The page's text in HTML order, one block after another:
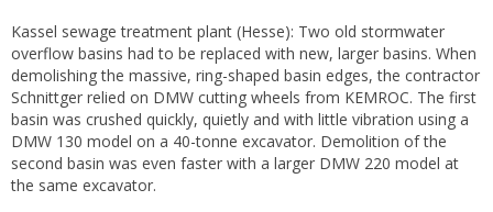
Kassel sewage treatment plant (Hesse): Two old stormwater
overflow basins had to be replaced with new, larger basins. When
demolishing the massive, ring-shaped basin edges, the contractor
Schnittger relied on DMW cutting wheels from KEMROC. The first
basin was crushed quickly, quietly and with little vibration using a
DMW 130 model on a 40-tonne excavator. Demolition of the
second basin was even faster with a larger DMW 220 model at
the same excavator.